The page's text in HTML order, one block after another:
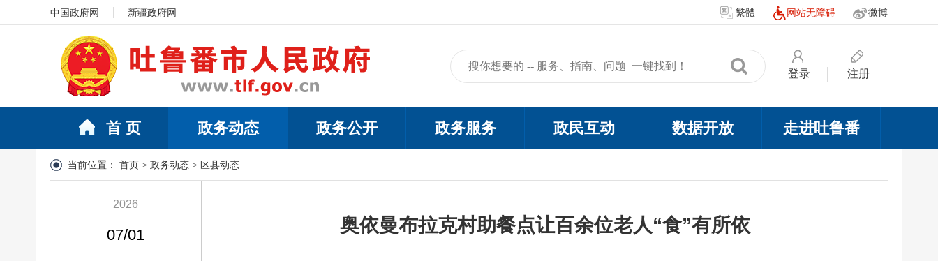
中国政府网 新疆政府网 繁體 网站无障碍 微博
登录 注册
首 页 政务动态 政务公开 政务服务 政民互动 数据开放 走进吐鲁番
当前位置： 首页 > 政务动态 > 区县动态
2026
07/01 奥依曼布拉克村助餐点让百余位老人“食”有所依